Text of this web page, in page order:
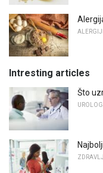
Intresting articles
Što